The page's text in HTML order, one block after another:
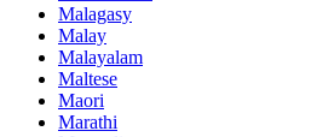
Malagasy
Malay
Malayalam
Maltese
Maori
Marathi